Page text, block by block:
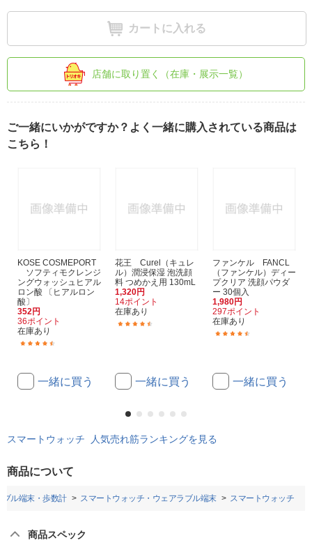
カートに入れる
店舗に取り置く（在庫・展示一覧）
ご一緒にいかがですか？よく一緒に購入されている商品は
こちら！
KOSE COSMEPORT
ソフティモクレンジ
ングウォッシュヒアル
ロン酸 〔ヒアルロン
酸〕
352円
36ポイント
在庫あり
一緒に買う
花王 Curel（キュレ
ル）潤浸保湿 泡洗顔
料 つめかえ用 130mL
1,320円
14ポイント
在庫あり
一緒に買う
ファンケル FANCL
（ファンケル）ディー
プクリア 洗顔パウダ
ー 30個入
1,980円
297ポイント
在庫あり
一緒に買う
スマートウォッチ 人気売れ筋ランキングを見る
商品について
ル端末・歩数計 スマートウォッチ・ウェアラブル端末 スマートウォッチ
商品スペック